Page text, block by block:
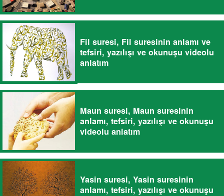
Fil suresi, Fil suresinin anlamı ve
tefsiri, yazılışı ve okunuşu videolu
anlatım
Maun suresi, Maun suresinin
anlamı, tefsiri, yazılışı ve okunuşu
videolu anlatım
Yasin suresi, Yasin suresinin
anlamı, tefsiri, yazılışı ve okunuşu